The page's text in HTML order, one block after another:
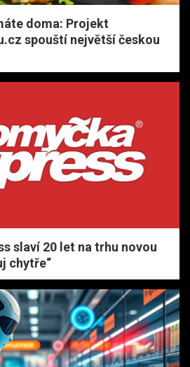
doma: Projekt
spouští největší českou
slaví 20 let na trhu novou
chytře“